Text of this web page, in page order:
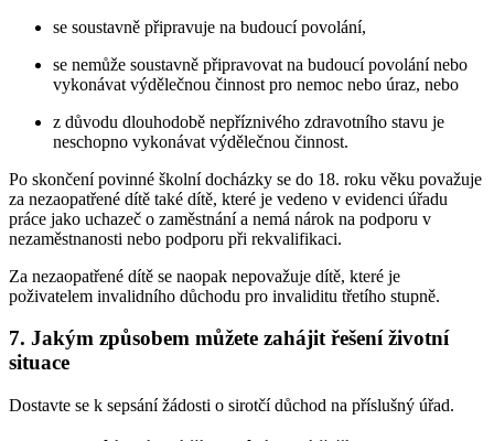
se soustavně připravuje na budoucí povolání,
se nemůže soustavně připravovat na budoucí povolání nebo
vykonávat výdělečnou činnost pro nemoc nebo úraz, nebo
z důvodu dlouhodobě nepříznivého zdravotního stavu je
neschopno vykonávat výdělečnou činnost.
Po skončení povinné školní docházky se do 18. roku věku považuje
za nezaopatřené dítě také dítě, které je vedeno v evidenci úřadu
práce jako uchazeč o zaměstnání a nemá nárok na podporu v
nezaměstnanosti nebo podporu při rekvalifikaci.
Za nezaopatřené dítě se naopak nepovažuje dítě, které je
poživatelem invalidního důchodu pro invaliditu třetího stupně.
7. Jakým způsobem můžete zahájit řešení životní
situace
Dostavte se k sepsání žádosti o sirotčí důchod na příslušný úřad.